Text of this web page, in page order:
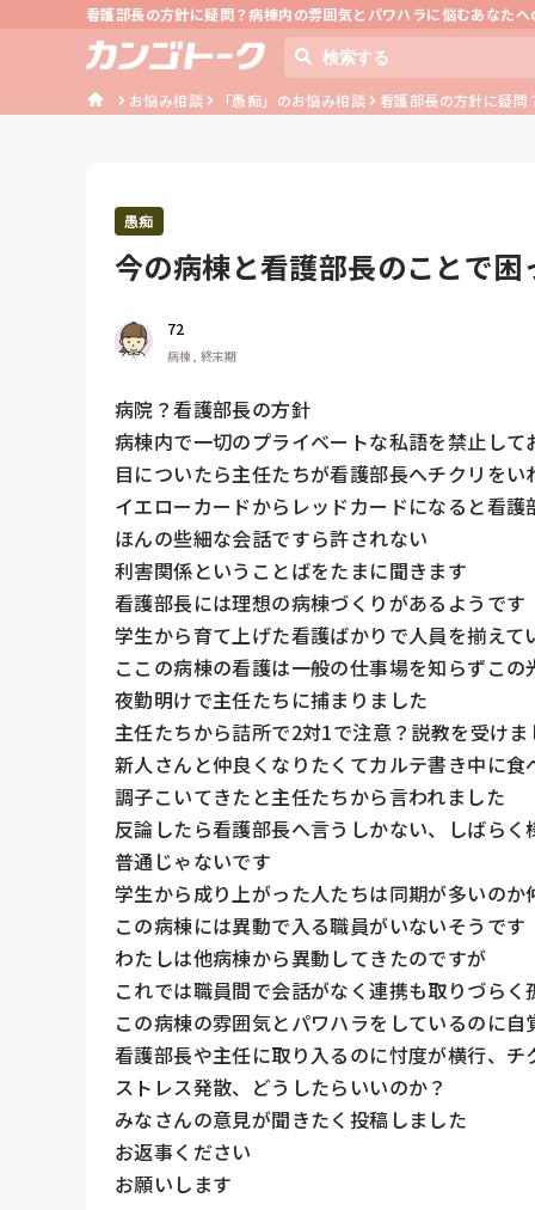
看護部長の方針に疑問？病棟内の雰囲気とパワハラに悩むあなた
お悩み相談 「愚痴」のお悩み相談 看護部長の方針に疑
愚痴
今の病棟と看護部長のことで困
72
病棟, 終末期
病院？看護部長の方針
病棟内で一切のプライベートな私語を禁止して
目についたら主任たちが看護部長へチクリをい
イエローカードからレッドカードになると看護
ほんの些細な会話ですら許されない
利害関係ということばをたまに聞きます
看護部長には理想の病棟づくりがあるようです
学生から育て上げた看護ばかりで人員を揃えて
ここの病棟の看護は一般の仕事場を知らずこ
夜勤明けで主任たちに捕まりました
主任たちから詰所で2対1で注意？説教を受けま
新人さんと仲良くなりたくてカルテ書き中に
調子こいてきたと主任たちから言われました
反論したら看護部長へ言うしかない、しばらく
普通じゃないです
学生から成り上がった人たちは同期が多いのか
この病棟には異動で入る職員がいないそうです
わたしは他病棟から異動してきたのですが
これでは職員間で会話がなく連携も取りづらく
この病棟の雰囲気とパワハラをしているのに
看護部長や主任に取り入るのに忖度が横行、チ
ストレス発散、どうしたらいいのか？
みなさんの意見が聞きたく投稿しました
お返事ください
お願いします